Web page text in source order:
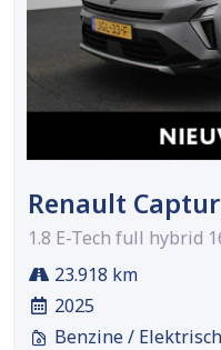
Renault Captur
1.8 E-Tech full hybrid
23.918 km
2025
Benzine / Elektrisch